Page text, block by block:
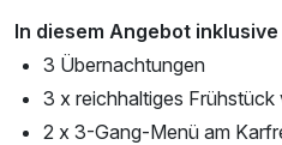
In diesem Angebot inklusive
3 Übernachtungen
3 x reichhaltiges
2 x 3-Gang-Menü am